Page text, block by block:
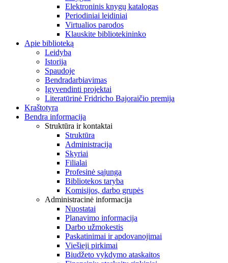
Elektroninis knygų katalogas
Periodiniai leidiniai
Virtualios parodos
Klauskite bibliotekininko
Apie biblioteką
Leidyba
Istorija
Spaudoje
Bendradarbiavimas
Įgyvendinti projektai
Literatūrinė Fridricho Bajoraičio premija
Kraštotyra
Bendra informacija
Struktūra ir kontaktai
Struktūra
Administracija
Skyriai
Filialai
Profesinė sąjunga
Bibliotekos taryba
Komisijos, darbo grupės
Administracinė informacija
Nuostatai
Planavimo informacija
Darbo užmokestis
Paskatinimai ir apdovanojimai
Viešieji pirkimai
Biudžeto vykdymo ataskaitos